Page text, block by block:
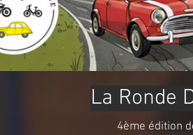
La Ronde
4ème édition